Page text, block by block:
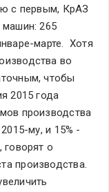
с первым, КрАЗ
машин: 265
марте. Хотя
во
чтобы
2015 года
производства
му, и 15% -
говорят о
производства.